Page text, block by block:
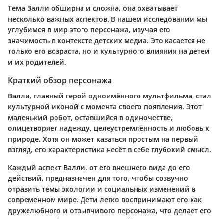
Тема Валли обширна и сложна, она охватывает
несколько важных аспектов. В нашем исследовании мы
углубимся в мир этого персонажа, изучая его
значимость в контексте детских медиа. Это касается не
только его возраста, но и культурного влияния на детей
и их родителей.
Краткий обзор персонажа
Валли, главный герой одноимённого мультфильма, стал
культурной иконой с момента своего появления. Этот
маленький робот, оставшийся в одиночестве,
олицетворяет надежду, целеустремлённость и любовь к
природе. Хотя он может казаться простым на первый
взгляд, его характеристика несёт в себе глубокий смысл.
Каждый аспект Валли, от его внешнего вида до его
действий, предназначен для того, чтобы созвучно
отразить темы экологии и социальных изменений в
современном мире. Дети легко воспринимают его как
дружелюбного и отзывчивого персонажа, что делает его